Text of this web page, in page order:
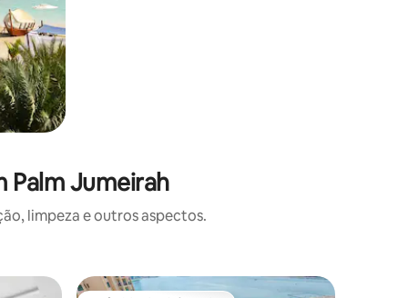
Palm Jumeirah
limpeza e outros aspectos.